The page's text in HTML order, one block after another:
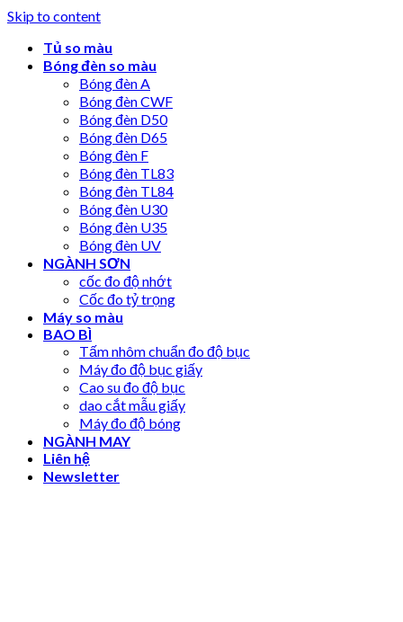
Skip to content
Tủ so màu
Bóng đèn so màu
Bóng đèn A
Bóng đèn CWF
Bóng đèn D50
Bóng đèn D65
Bóng đèn F
Bóng đèn TL83
Bóng đèn TL84
Bóng đèn U30
Bóng đèn U35
Bóng đèn UV
NGÀNH SƠN
cốc đo độ nhớt
Cốc đo tỷ trọng
Máy so màu
BAO BÌ
Tấm nhôm chuẩn đo độ bục
Máy đo độ bục giấy
Cao su đo độ bục
dao cắt mẫu giấy
Máy đo độ bóng
NGÀNH MAY
Liên hệ
Newsletter